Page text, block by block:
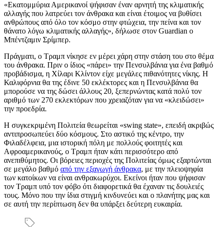
«Εκατομμύρια Αμερικανοί ψήφισαν έναν αρνητή της κλιματικής
αλλαγής που λατρεύει τον άνθρακα και είναι έτοιμος να βυθίσει
ανθρώπους από όλο τον κόσμο στην φτώχεια, την πείνα και τον
θάνατο λόγω κλιματικής αλλαγής», δήλωσε στον Guardian o
Μπέντζαμιν Σρίμπερ.
Πράγματι, ο Τραμπ νίκησε εν μέρει χάρη στην στάση του στο θέμα
του άνθρακα. Πριν ο ίδιος «πάρει» την Πενσυλβάνια για ένα βαθμό
προβάδισμα, η Χίλαρι Κλίντον είχε μεγάλες πιθανότητες νίκης. Η
Καλιφόρνια θα της έδινε 50 εκλέκτορες και η Πενσυλβάνια θα
μπορούσε να της δώσει άλλους 20, ξεπερνώντας κατά πολύ τον
αριθμό των 270 εκλεκτόρων που χρειαζόταν για να «κλειδώσει»
την προεδρία.
Η συγκεκριμένη Πολιτεία θεωρείται «swing state», επειδή ακριβώς
αντιπροσωπεύει δύο κόσμους. Στο αστικό της κέντρο, την
Φιλαδέλφεια, μια ιστορική πόλη με πολλούς φοιτητές και
Αφροαμερικανούς, ο Τραμπ ήταν κάτι περισσότερο από
ανεπιθύμητος. Οι βόρειες περιοχές της Πολιτείας όμως εξαρτώνται
σε μεγάλο βαθμό από την εξαγωγή άνθρακα, με την πλειοψηφία
των κατοίκων να είναι ανθρακωρύχοι. Εκείνοι ήταν που ψήφισαν
τον Τραμπ υπό τον φόβο ότι διαφορετικά θα έχαναν τις δουλειές
τους. Μόνο που την ίδια στιγμή κινδυνεύει και ο πλανήτης μας και
σε αυτή την περίπτωση δεν θα υπάρξει δεύτερη ευκαιρία.